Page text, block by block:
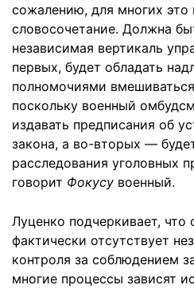
сожалению, для многих это
словосочетание. Должна
независимая вертикаль
первых, будет обладать
полномочиями
поскольку военный
издавать предписания об
закона, а во-вторых —
расследования уголовных
говорит Фокусу военный.
Луценко подчеркивает, что
фактически отсутствует
контроля за соблюдением
многие процессы зависят